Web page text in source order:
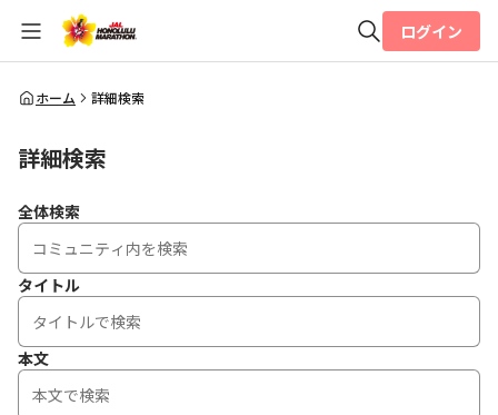
全体検索
ログイン
ホーム 詳細検索
詳細検索
全体検索
タイトル
本文